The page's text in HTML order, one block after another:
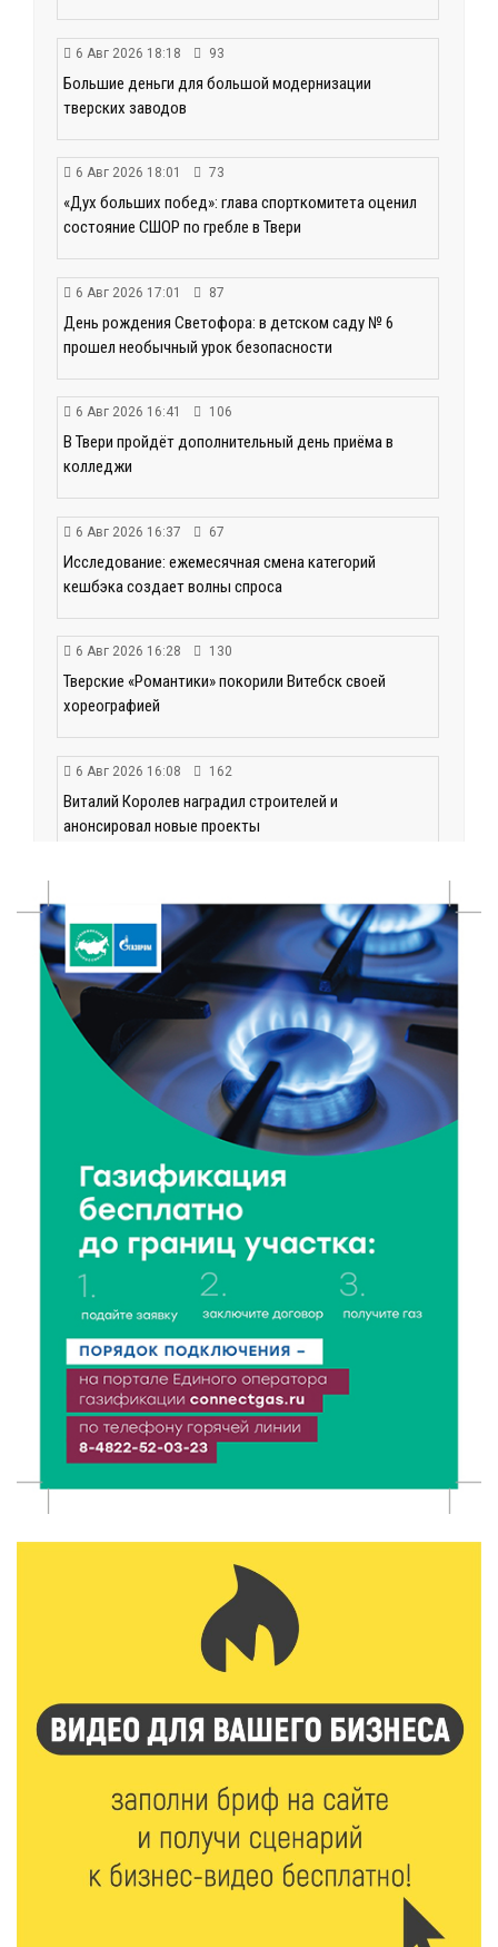
6 Авг 2026 18:18 93
Большие деньги для большой модернизации
тверских заводов
6 Авг 2026 18:01 73
«Дух больших побед»: глава спорткомитета оценил
состояние СШОР по гребле в Твери
6 Авг 2026 17:01 87
День рождения Светофора: в детском саду № 6
прошел необычный урок безопасности
6 Авг 2026 16:41 106
В Твери пройдёт дополнительный день приёма в
колледжи
6 Авг 2026 16:37 67
Исследование: ежемесячная смена категорий
кешбэка создает волны спроса
6 Авг 2026 16:28 130
Тверские «Романтики» покорили Витебск своей
хореографией
6 Авг 2026 16:08 162
Виталий Королев наградил строителей и
анонсировал новые проекты
Объем выдачи ипотеки в России вырос на 38%
6 Авг 2026 16:01 99
Калининские футболисты представят Тверскую
область на всероссийском марафоне «Земля
спорта»
215
Голубев проверил школы и детсады Зубцова к 1
сентября
6 Авг 2026 15:01 129
От Твери до Москвы: выставка художника
Владимира Васильева о героях СВО проходит в РГБ
6 Авг 2026 14:55 105
В Твери создали соединения для кормовых
добавок, повышающие продуктивность
сельхозживотных
Мультфильм своими руками: в Твери дети сняли
ленту по мотивам басни «Карась»
Виталий Королев: Тверская область станет
6 Авг 2026 13:02 230
Рынок труда 2026: где в Тверской области самые
высокие зарплаты и как изменились доходы
6 Авг 2026 12:43 2299